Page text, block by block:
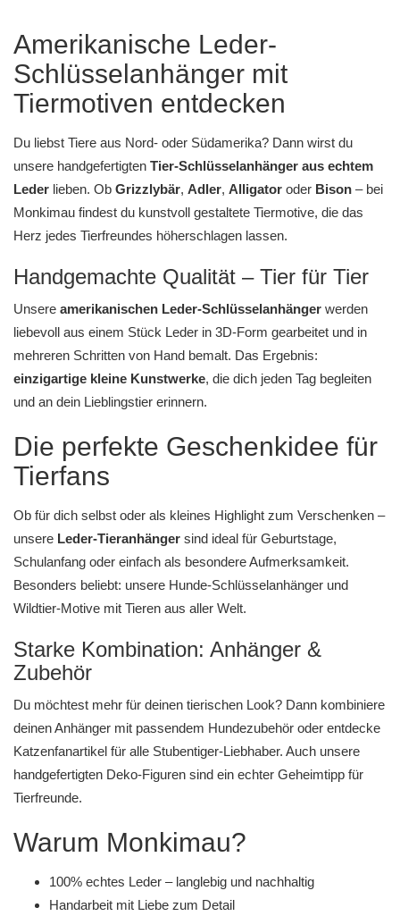
Amerikanische Leder-
Schlüsselanhänger mit
Tiermotiven entdecken
Du liebst Tiere aus Nord- oder Südamerika? Dann wirst du
unsere handgefertigten Tier-Schlüsselanhänger aus echtem
Leder lieben. Ob Grizzlybär, Adler, Alligator oder Bison – bei
Monkimau findest du kunstvoll gestaltete Tiermotive, die das
Herz jedes Tierfreundes höherschlagen lassen.
Handgemachte Qualität – Tier für Tier
Unsere amerikanischen Leder-Schlüsselanhänger werden
liebevoll aus einem Stück Leder in 3D-Form gearbeitet und in
mehreren Schritten von Hand bemalt. Das Ergebnis:
einzigartige kleine Kunstwerke, die dich jeden Tag begleiten
und an dein Lieblingstier erinnern.
Die perfekte Geschenkidee für
Tierfans
Ob für dich selbst oder als kleines Highlight zum Verschenken –
unsere Leder-Tieranhänger sind ideal für Geburtstage,
Schulanfang oder einfach als besondere Aufmerksamkeit.
Besonders beliebt: unsere Hunde-Schlüsselanhänger und
Wildtier-Motive mit Tieren aus aller Welt.
Starke Kombination: Anhänger &
Zubehör
Du möchtest mehr für deinen tierischen Look? Dann kombiniere
deinen Anhänger mit passendem Hundezubehör oder entdecke
Katzenfanartikel für alle Stubentiger-Liebhaber. Auch unsere
handgefertigten Deko-Figuren sind ein echter Geheimtipp für
Tierfreunde.
Warum Monkimau?
100% echtes Leder – langlebig und nachhaltig
Handarbeit mit Liebe zum Detail